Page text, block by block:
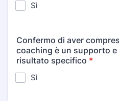
Sì
Confermo di aver
coaching è un supporto
risultato specifico *
Sì